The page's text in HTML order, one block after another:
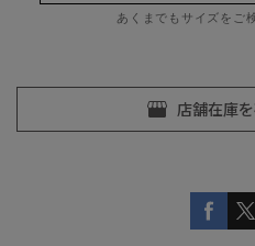
あくまでもサイズをご